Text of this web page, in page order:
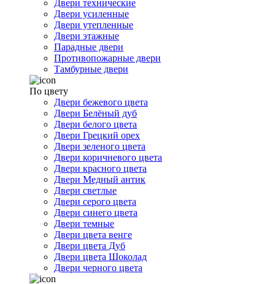
Двери технические
Двери усиленные
Двери утепленные
Двери этажные
Парадные двери
Противопожарные двери
Тамбурные двери
По цвету
Двери бежевого цвета
Двери Белёный дуб
Двери белого цвета
Двери Грецкий орех
Двери зеленого цвета
Двери коричневого цвета
Двери красного цвета
Двери Медный антик
Двери светлые
Двери серого цвета
Двери синего цвета
Двери темные
Двери цвета венге
Двери цвета Дуб
Двери цвета Шоколад
Двери черного цвета